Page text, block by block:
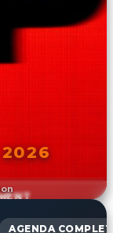
2026
AGENDA COMPLET